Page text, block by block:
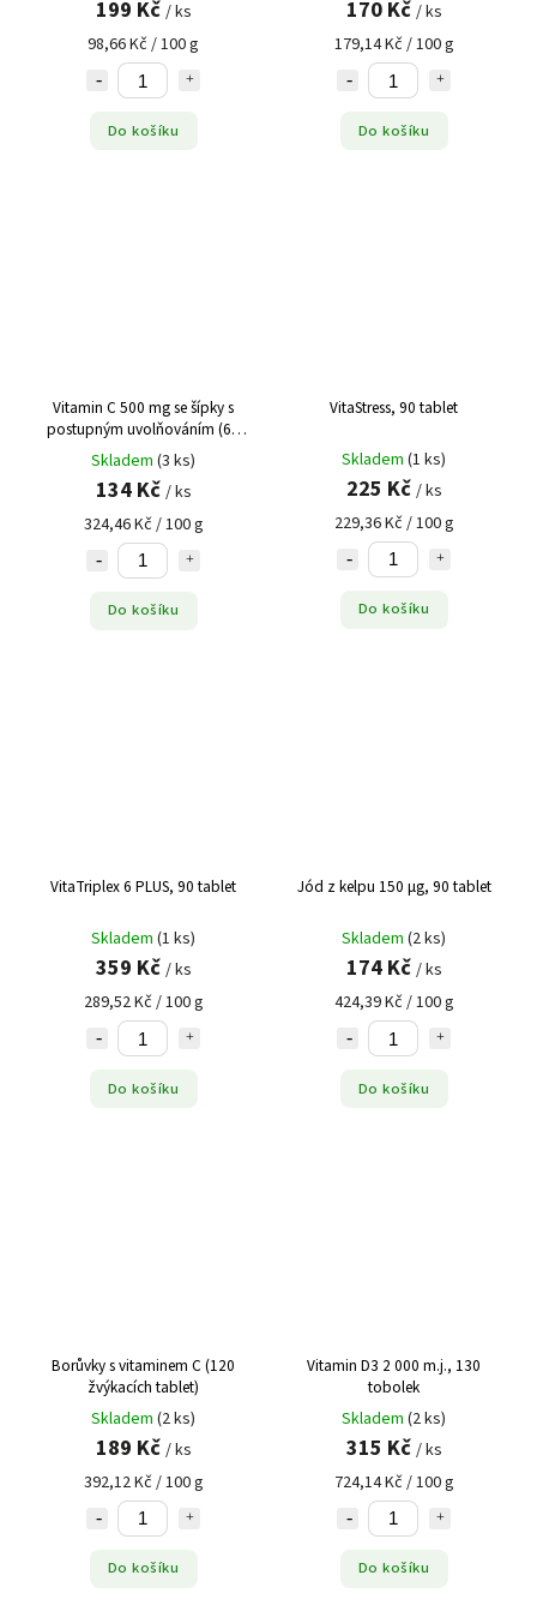
199 Kč / ks
98,66 Kč / 100 g
Do košíku
170 Kč / ks
179,14 Kč / 100 g
Do košíku
Vitamin C 500 mg se šípky s
postupným uvolňováním (60
kapslí)
Skladem (3 ks)
134 Kč / ks
324,46 Kč / 100 g
Do košíku
VitaStress, 90 tablet
Skladem (1 ks)
225 Kč / ks
229,36 Kč / 100 g
Do košíku
VitaTriplex 6 PLUS, 90 tablet
Skladem (1 ks)
359 Kč / ks
289,52 Kč / 100 g
Do košíku
Jód z kelpu 150 µg, 90 tablet
Skladem (2 ks)
174 Kč / ks
424,39 Kč / 100 g
Do košíku
Borůvky s vitaminem C (120
žvýkacích tablet)
Skladem (2 ks)
189 Kč / ks
392,12 Kč / 100 g
Do košíku
Vitamin D3 2 000 m.j., 130
tobolek
Skladem (2 ks)
315 Kč / ks
724,14 Kč / 100 g
Do košíku